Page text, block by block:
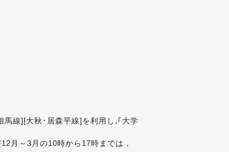
線][大秋･居森平線]を利用し,｢大学
月～3月の10時から17時までは，